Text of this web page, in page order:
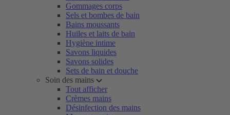
Gommages corps
Sels et bombes de bain
Bains moussants
Huiles et laits de bain
Hygiène intime
Savons liquides
Savons solides
Sets de bain et douche
Soin des mains
Tout afficher
Crèmes mains
Désinfection des mains